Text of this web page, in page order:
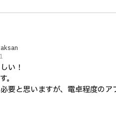
い！
。
要と思いますが、電卓程度の